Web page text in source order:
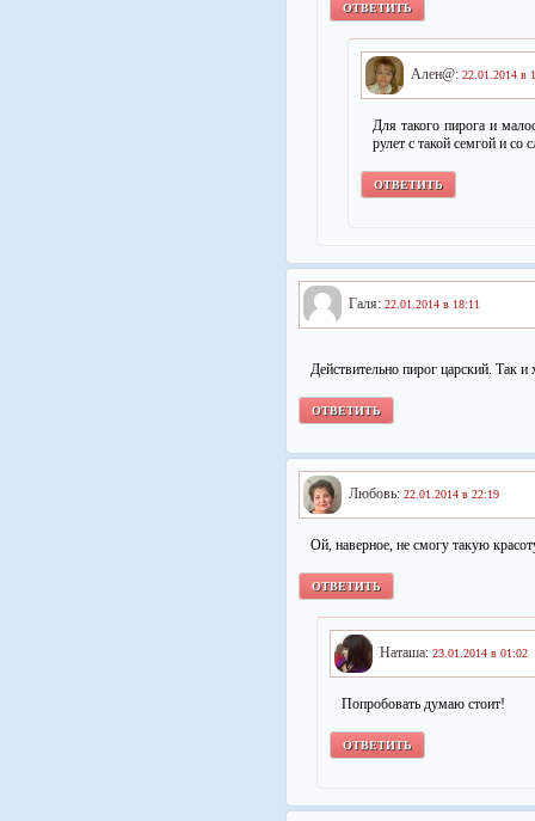
ОТВЕТИТЬ
Ален@: 22.01.2014 в
Для такого пирога и
рулет с такой семгой и
ОТВЕТИТЬ
Галя: 22.01.2014 в 18:11
Действительно пирог царский. Так
ОТВЕТИТЬ
Любовь: 22.01.2014 в 22:19
Ой, наверное, не смогу такую
ОТВЕТИТЬ
Наташа: 23.01.2014 в 01:02
Попробовать думаю стоит!
ОТВЕТИТЬ